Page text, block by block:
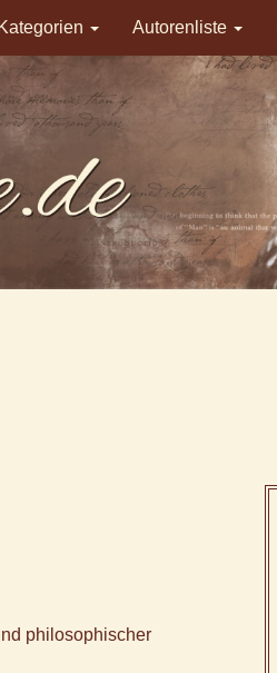
Kategorien Autorenliste
philosophischer